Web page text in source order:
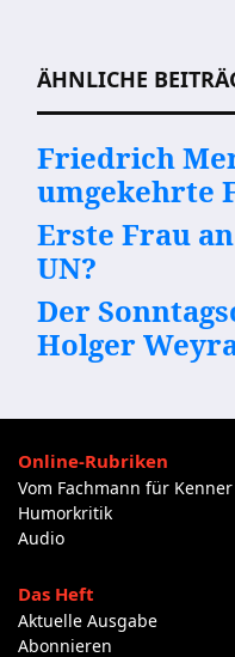
ÄHNLICHE
Friedrich
umgekehrte
Erste Frau
UN?
Der
Holger
Online-Rubriken
Vom Fachmann für Kenner
Humorkritik
Audio
Das Heft
Aktuelle Ausgabe
Abonnieren